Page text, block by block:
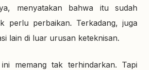
menyatakan bahwa itu sudah
perlu perbaikan. Terkadang, juga
lain di luar urusan keteknisan.
memang tak terhindarkan. Tapi